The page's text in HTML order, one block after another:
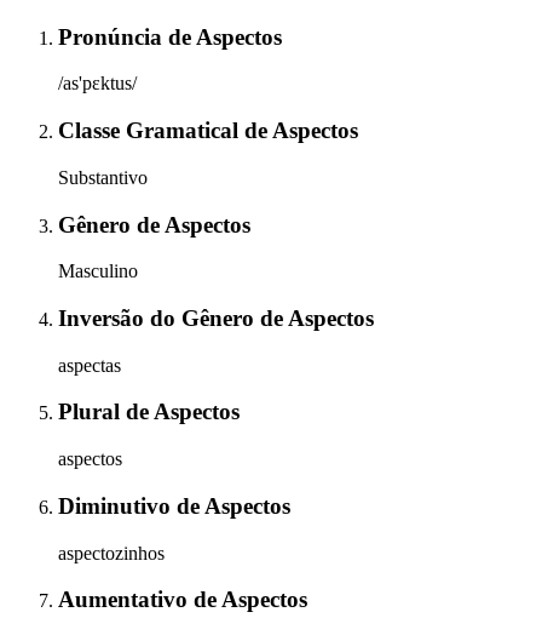
Pronúncia de Aspectos
/as'pɛktus/
Classe Gramatical de Aspectos
Substantivo
Gênero de Aspectos
Masculino
Inversão do Gênero de Aspectos
aspectas
Plural deAspectos
aspectos
Diminutivo de Aspectos
aspectozinhos
Aumentativo deAspectos